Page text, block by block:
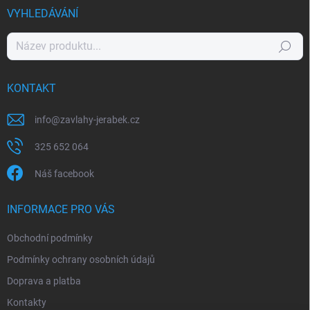
VYHLEDÁVÁNÍ
Hledat
KONTAKT
info@zavlahy-jerabek.cz
325 652 064
Náš facebook
INFORMACE PRO VÁS
Obchodní podmínky
Podmínky ochrany osobních údajů
Doprava a platba
Kontakty